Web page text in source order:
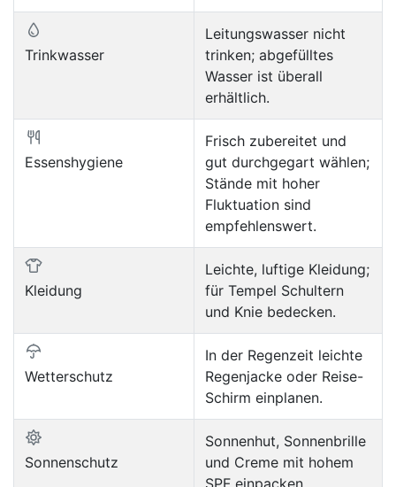
Trinkwasser
Leitungswasser nicht
trinken; abgefülltes
Wasser ist überall
erhältlich.
Essenshygiene
Frisch zubereitet und
gut durchgegart wählen;
Stände mit hoher
Fluktuation sind
empfehlenswert.
Kleidung
Leichte, luftige Kleidung;
für Tempel Schultern
und Knie bedecken.
Wetterschutz
In der Regenzeit leichte
Regenjacke oder Reise-
Schirm einplanen.
Sonnenschutz
Sonnenhut, Sonnenbrille
und Creme mit hohem
SPF einpacken.